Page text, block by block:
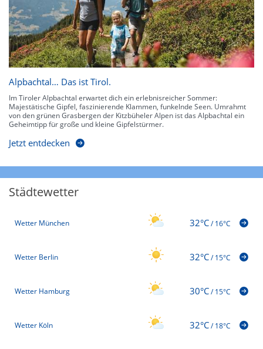
Alpbachtal… Das ist Tirol.
Im Tiroler Alpbachtal erwartet dich ein erlebnisreicher Sommer:
Majestätische Gipfel, faszinierende Klammen, funkelnde Seen. Umrahmt
von den grünen Grasbergen der Kitzbüheler Alpen ist das Alpbachtal ein
Geheimtipp für große und kleine Gipfelstürmer.
Jetzt entdecken
Städtewetter
Wetter München 32°C/16°C
Wetter Berlin 32°C/15°C
Wetter Hamburg 30°C/15°C
Wetter Köln 32°C/18°C